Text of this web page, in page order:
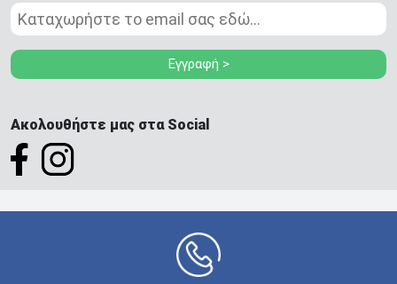
Εγγραφή >
Ακολουθήστε μας στα Social